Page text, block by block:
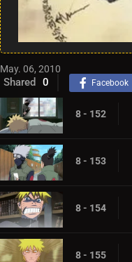
May. 06, 2010
Shared 0 Facebook
8 - 152
8 - 153
8 - 154
8 - 155